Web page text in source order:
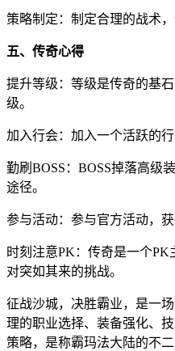
策略制定：制定合理的战术
五、传奇心得
提升等级：等级是传奇的基
级。
加入行会：加入一个活跃的
勤刷BOSS：BOSS掉落高级
途径。
参与活动：参与官方活动，
时刻注意PK：传奇是一个
对突如其来的挑战。
征战沙城，决胜霸业，是一
理的职业选择、装备强化、
策略，是称霸玛法大陆的不